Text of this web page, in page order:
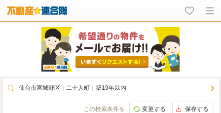
仙台市宮城野区 二十人町 築19年以内
この検索条件を 変更する 保存する